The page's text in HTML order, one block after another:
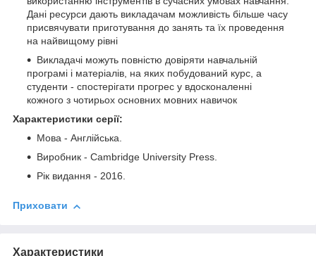
Дані ресурси дають викладачам можливість більше часу
присвячувати приготування до занять та їх проведення
на найвищому рівні
Викладачі можуть повністю довіряти навчальній
програмі і матеріалів, на яких побудований курс, а
студенти - спостерігати прогрес у вдосконаленні
кожного з чотирьох основних мовних навичок
Характеристики серії:
Мова - Англійська.
Виробник - Cambridge University Press.
Рік видання - 2016.
Приховати
Характеристики